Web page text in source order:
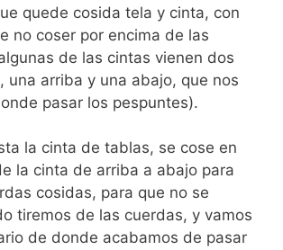
quede cosida tela y cinta, con
no coser por encima de las
de las cintas vienen dos
una arriba y una abajo, que nos
pasar los pespuntes).
la cinta de tablas, se cose en
la cinta de arriba a abajo para
cosidas, para que no se
tiremos de las cuerdas, y vamos
de donde acabamos de pasar